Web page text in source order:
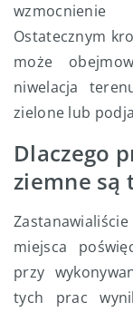
Ostatecznym
może
niwelacja
zielone lub
Dlaczego
ziemne są
miejsca
przy
tych prac